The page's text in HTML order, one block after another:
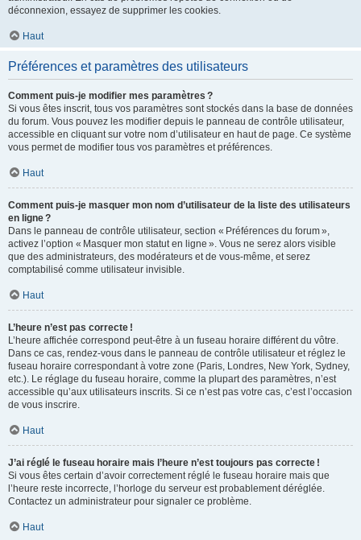
déconnexion, essayez de supprimer les cookies.
Haut
Préférences et paramètres des utilisateurs
Comment puis-je modifier mes paramètres ?
Si vous êtes inscrit, tous vos paramètres sont stockés dans la base de données
du forum. Vous pouvez les modifier depuis le panneau de contrôle utilisateur,
accessible en cliquant sur votre nom d’utilisateur en haut de page. Ce système
vous permet de modifier tous vos paramètres et préférences.
Haut
Comment puis-je masquer mon nom d’utilisateur de la liste des utilisateurs
en ligne ?
Dans le panneau de contrôle utilisateur, section « Préférences du forum »,
activez l’option « Masquer mon statut en ligne ». Vous ne serez alors visible
que des administrateurs, des modérateurs et de vous-même, et serez
comptabilisé comme utilisateur invisible.
Haut
L’heure n’est pas correcte !
L’heure affichée correspond peut-être à un fuseau horaire différent du vôtre.
Dans ce cas, rendez-vous dans le panneau de contrôle utilisateur et réglez le
fuseau horaire correspondant à votre zone (Paris, Londres, New York, Sydney,
etc.). Le réglage du fuseau horaire, comme la plupart des paramètres, n’est
accessible qu’aux utilisateurs inscrits. Si ce n’est pas votre cas, c’est l’occasion
de vous inscrire.
Haut
J’ai réglé le fuseau horaire mais l’heure n’est toujours pas correcte !
Si vous êtes certain d’avoir correctement réglé le fuseau horaire mais que
l’heure reste incorrecte, l’horloge du serveur est probablement déréglée.
Contactez un administrateur pour signaler ce problème.
Haut